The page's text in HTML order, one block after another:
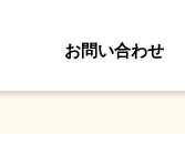
お問い合わせ